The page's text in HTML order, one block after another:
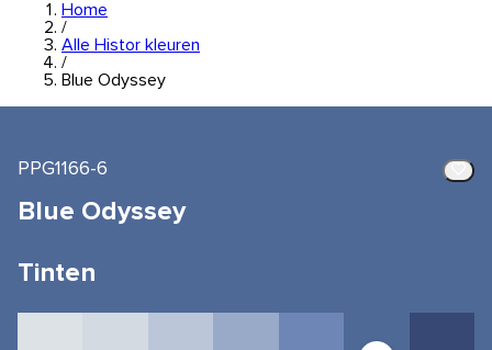
Home
/
Alle Histor kleuren
/
Blue Odyssey
PPG1166-6
Blue Odyssey
Tinten